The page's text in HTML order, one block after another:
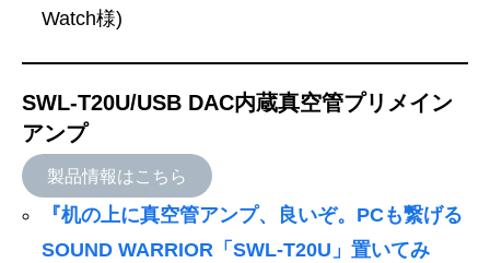
Watch様)
SWL-T20U/USB DAC内蔵真空管プリメイン
アンプ
製品情報はこちら
『机の上に真空管アンプ、良いぞ。PCも繋げる
SOUND WARRIOR「SWL-T20U」置いてみ